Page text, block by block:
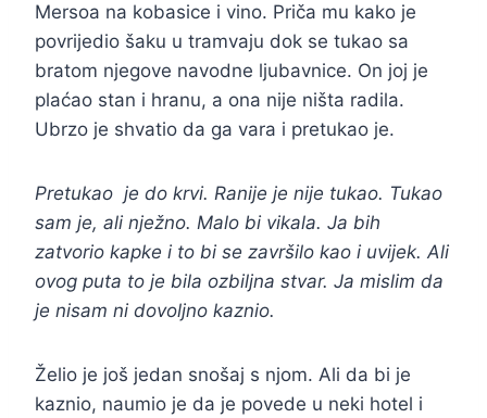
Mersoa na kobasice i vino. Priča mu kako je
povrijedio šaku u tramvaju dok se tukao sa
bratom njegove navodne ljubavnice. On joj je
plaćao stan i hranu, a ona nije ništa radila.
Ubrzo je shvatio da ga vara i pretukao je.
Pretukao je do krvi. Ranije je nije tukao. Tukao
sam je, ali nježno. Malo bi vikala. Ja bih
zatvorio kapke i to bi se završilo kao i uvijek. Ali
ovog puta to je bila ozbiljna stvar. Ja mislim da
je nisam ni dovoljno kaznio.
Želio je još jedan snošaj s njom. Ali da bi je
kaznio, naumio je da je povede u neki hotel i